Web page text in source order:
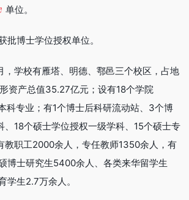
单位。
批博士学位授权单位。
，学校有雁塔、明德、鄠邑三个校区，占地
资产总值35.27亿元；设有18个学院
科专业；有1个博士后科研流动站、3个博
、18个硕士学位授权一级学科、15个硕士专
教职工2000余人，专任教师1350余人，有
博士研究生5400余人、各类来华留学生
学生2.7万余人。